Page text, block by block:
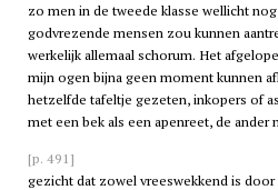
zo men in de tweede klasse wellicht
godvrezende mensen zou kunnen
werkelijk allemaal schorum. Het
mijn ogen bijna geen moment kunnen
hetzelfde tafeltje gezeten, inkopers of
met een bek als een apenreet, de ander
[p. 491]
gezicht dat zowel vreeswekkend is